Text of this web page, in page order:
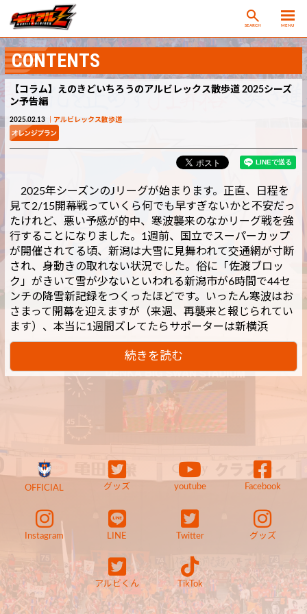
SEARCH MENU
CONTENTS
【コラム】えのきどいちろうのアルビレックス散歩道 2025シーズ
ン予告編
2025.02.13 アルビレックス散歩道
2025年シーズンのJリーグが始まります。正直、日程を
見て2/15開幕戦っていくら何でも早すぎないかと不安だっ
たけれど、悪い予感が的中、寒波襲来のなかリーグ戦を強
行することになりました。1週前、国立でスーパーカップ
が開催されてる頃、新潟は大雪に見舞われて交通網が寸断
され、身動きの取れない状況でした。俗に「佐渡ブロッ
ク」がきいて雪が少ないといわれる新潟市が6時間で44セ
ンチの降雪新記録をつくったほどです。いったん寒波はお
さまって開幕を迎えますが（来週、再襲来と報じられてい
ます）、本当に1週間ズレてたらサポーターは新横浜
続きを読む
OFFICIAL グッズ youtube Facebook
Instagram LINE Twitter グッズ
アルビくん TikTok